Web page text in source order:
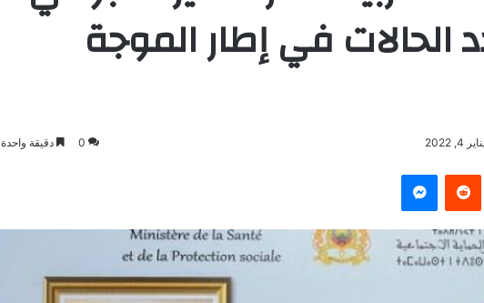
الحالات في إطار الموجة
4, 2022
0 دقيقة واحدة
بينتيريست